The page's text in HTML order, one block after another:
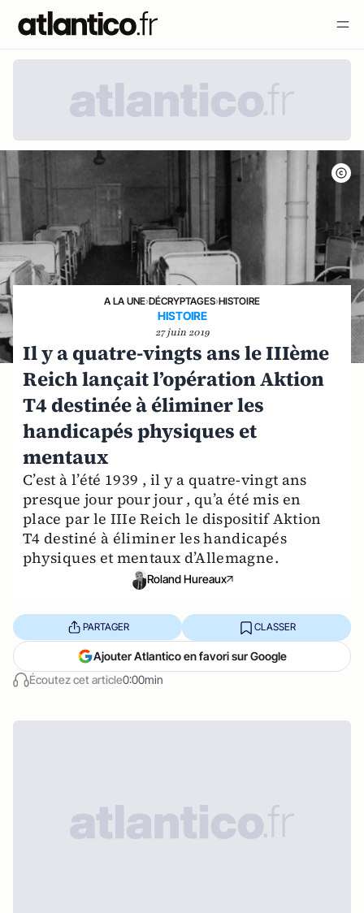
A LA UNE›DÉCRYPTAGES›HISTOIRE
HISTOIRE
27 juin 2019
Il y a quatre-vingts ans le IIIème
Reich lançait l’opération Aktion
T4 destinée à éliminer les
handicapés physiques et
mentaux
C’est à l’été 1939 , il y a quatre-vingt ans
presque jour pour jour , qu’a été mis en
place par le IIIe Reich le dispositif Aktion
T4 destiné à éliminer les handicapés
physiques et mentaux d’Allemagne.
Roland Hureaux
Écoutez cet article0:00min
PARTAGER CLASSER
Ajouter Atlantico en favori sur Google